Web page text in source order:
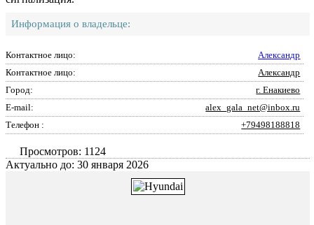
Информация о владельце:
Контактное лицо:
Александр
Контактное лицо:
Александр
Город:
г. Енакиево
E-mail:
alex_gala_net@inbox.ru
Телефон :
+79498188818
Просмотров: 1124
Актуально до: 30 января 2026